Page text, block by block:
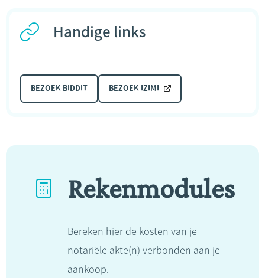
Handige links
BEZOEK BIDDIT BEZOEK IZIMI
Rekenmodules
Bereken hier de kosten van je
notariële akte(n) verbonden aan je
aankoop.